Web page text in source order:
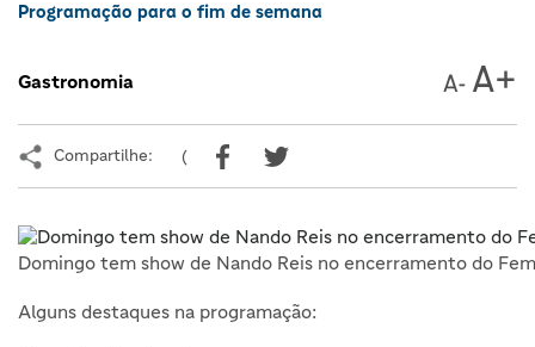
Programação para o fim de semana
Gastronomia
Compartilhe: (
Domingo tem show de Nando Reis no encerramento do
Alguns destaques na programação: